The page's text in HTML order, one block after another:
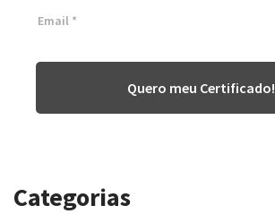
Quero meu Certificado!
Categorias